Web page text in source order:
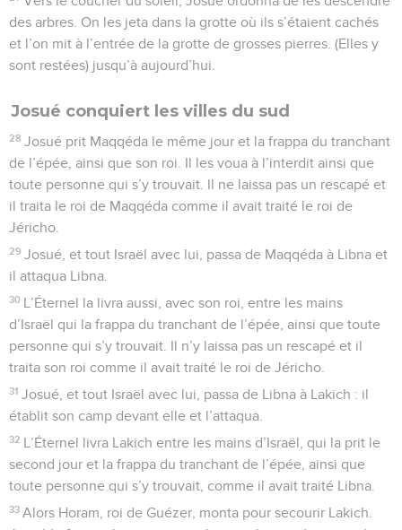
des arbres. On les jeta dans la grotte où ils s’étaient cachés
et l’on mit à l’entrée de la grotte de grosses pierres. (Elles y
sont restées) jusqu’à aujourd’hui.
Josué conquiert les villes du sud
28 Josué prit Maqqéda le même jour et la frappa du tranchant
de l’épée, ainsi que son roi. Il les voua à l’interdit ainsi que
toute personne qui s’y trouvait. Il ne laissa pas un rescapé et
il traita le roi de Maqqéda comme il avait traité le roi de
Jéricho.
29 Josué, et tout Israël avec lui, passa de Maqqéda à Libna et
il attaqua Libna.
30 L’Éternel la livra aussi, avec son roi, entre les mains
d’Israël qui la frappa du tranchant de l’épée, ainsi que toute
personne qui s’y trouvait. Il n’y laissa pas un rescapé et il
traita son roi comme il avait traité le roi de Jéricho.
31 Josué, et tout Israël avec lui, passa de Libna à Lakich : il
établit son camp devant elle et l’attaqua.
32 L’Éternel livra Lakich entre les mains d’Israël, qui la prit le
second jour et la frappa du tranchant de l’épée, ainsi que
toute personne qui s’y trouvait, comme il avait traité Libna.
33 Alors Horam, roi de Guézer, monta pour secourir Lakich.